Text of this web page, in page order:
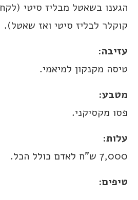
הגענו בשאטל מבליז סיטי
קוקלר לבליז סיטי ואז שאטל).
עזיבה:
טיסה מקנקון למיאמי.
מטבע:
פסו מקסיקני.
עלות:
7,000 ש”ח לאדם כולל הכל.
טיפים: